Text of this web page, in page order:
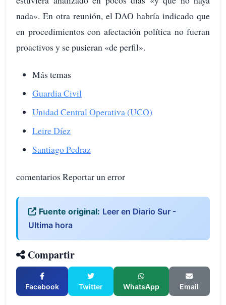
nada». En otra reunión, el DAO habría indicado que
en procedimientos con afectación política no fueran
proactivos y se pusieran «de perfil».
Más temas
Guardia Civil
Unidad Central Operativa (UCO)
Leire Díez
Santiago Pedraz
comentarios Reportar un error
Fuente original: Leer en Diario Sur -
Ultima hora
Compartir
Facebook Twitter WhatsApp Email